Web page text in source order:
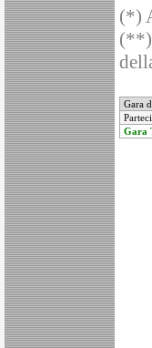
(*)
(**)
Gara
Gara